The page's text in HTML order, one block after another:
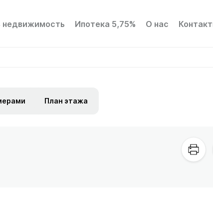
недвижимость Ипотека 5,75% О нас
План этажа